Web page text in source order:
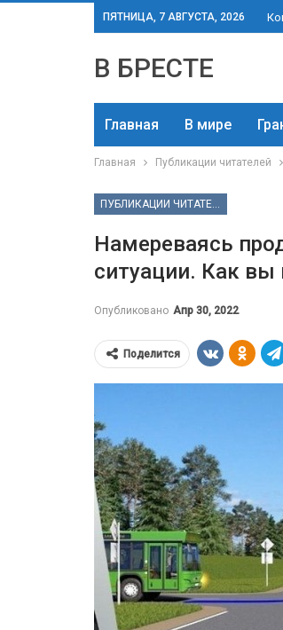
ПЯТНИЦА, 7 АВГУСТА, 2026
В БРЕСТЕ
Главная В мире
Главная Публикации читателей
ПУБЛИКАЦИИ ЧИТАТЕЛЕЙ
Намереваясь
ситуации. Как вы
Опубликовано Апр 30, 2022
Поделится